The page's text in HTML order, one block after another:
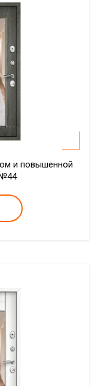
и повышенной